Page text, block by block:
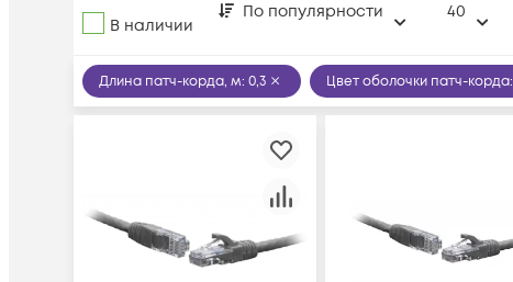
В наличии
По популярности 40
Длина патч-корда, м: 0,3 Цвет оболочки патч-корда: